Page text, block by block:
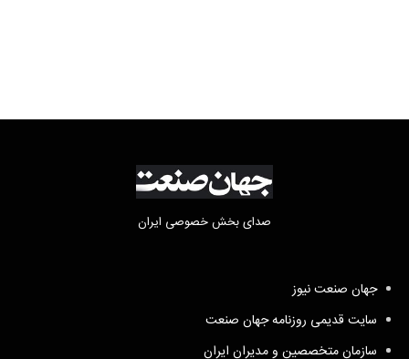
صدای بخش خصوصی ایران
جهان صنعت نیوز
سایت قدیمی روزنامه جهان صنعت
سازمان متخصصین و مدیران ایران